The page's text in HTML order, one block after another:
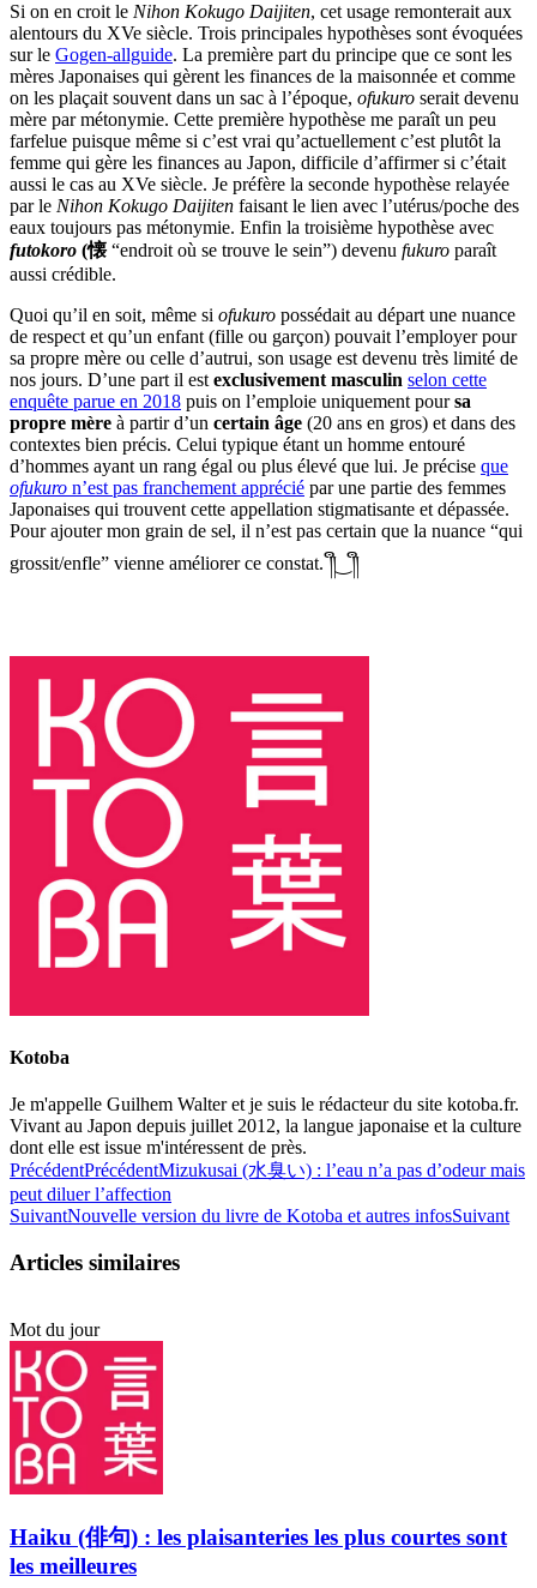
Si on en croit le Nihon Kokugo Daijiten, cet usage remonterait aux
alentours du XVe siècle. Trois principales hypothèses sont évoquées
sur le Gogen-allguide. La première part du principe que ce sont les
mères Japonaises qui gèrent les finances de la maisonnée et comme
on les plaçait souvent dans un sac à l’époque, ofukuro serait devenu
mère par métonymie. Cette première hypothèse me paraît un peu
farfelue puisque même si c’est vrai qu’actuellement c’est plutôt la
femme qui gère les finances au Japon, difficile d’affirmer si c’était
aussi le cas au XVe siècle. Je préfère la seconde hypothèse relayée
par le Nihon Kokugo Daijiten faisant le lien avec l’utérus/poche des
eaux toujours pas métonymie. Enfin la troisième hypothèse avec
futokoro (懐“endroit où se trouve le sein”) devenu fukuro paraît
aussi crédible.
Quoi qu’il en soit, même si ofukuro possédait au départ une nuance
de respect et qu’un enfant (fille ou garçon) pouvait l’employer pour
sa propre mère ou celle d’autrui, son usage est devenu très limité de
nos jours. D’une part il est exclusivement masculin selon cette
enquête parue en 2018 puis on l’emploie uniquement poursa
propre mère à partir d’un certain âge (20 ans en gros) et dans des
contextes bien précis. Celui typique étant un homme entouré
d’hommes ayant un rang égal ou plus élevé que lui. Je précise que
ofukuro n’est pas franchement apprécié par une partie des femmes
Japonaises qui trouvent cette appellation stigmatisante et dépassée.
Pour ajouter mon grain de sel, il n’est pas certain que la nuance “qui
grossit/enfle” vienne améliorer ce constat. ༎ຶ‿༎ຶ
Kotoba
Je m'appelle Guilhem Walter et je suis le rédacteur du site kotoba.fr.
Vivant au Japon depuis juillet 2012, la langue japonaise et la culture
dont elle est issue m'intéressent de près.
PrécédentPrécédentMizukusai (水臭い) : l’eau n’a pas d’odeur mais
peut diluer l’affection
SuivantNouvelle version du livre de Kotoba et autres infosSuivant
Articles similaires
Mot du jour
Haiku (俳句) : les plaisanteries les plus courtes sont
les meilleures